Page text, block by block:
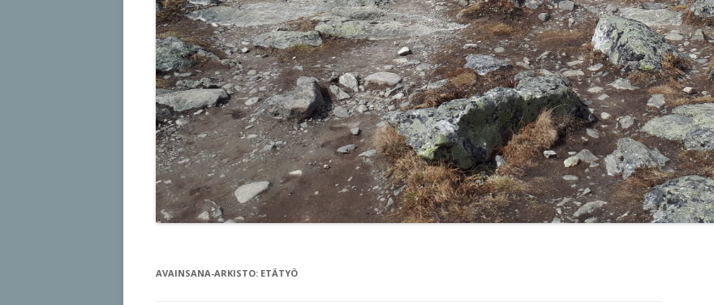
AVAINSANA-ARKISTO: ETÄTYÖ